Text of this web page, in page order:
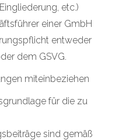
etc.)
einer GmbH
entweder
dem GSVG.
miteinbeziehen
für die zu
sind gemäß